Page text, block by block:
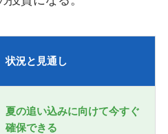
状況と見通し
夏の追い込みに向けて今すぐ
確保できる